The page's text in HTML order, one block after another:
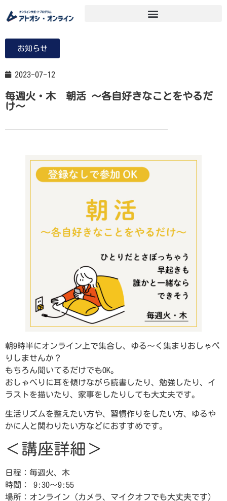
お知らせ
2023-07-12
毎週火・木 朝活 ～各自好きなことをやるだ
け～
朝9時半にオンライン上で集合し、ゆる～く集まりおしゃべ
りしませんか？
もちろん聞いてるだけでもOK。
おしゃべりに耳を傾けながら読書したり、勉強したり、イ
ラストを描いたり、家事をしたりしても大丈夫です。
生活リズムを整えたい方や、習慣作りをしたい方、ゆるや
かに人と関わりたい方などにおすすめです。
＜講座詳細＞
日程：毎週火、木
時間： 9:30～9:55
場所：オンライン（カメラ、マイクオフでも大丈夫です）